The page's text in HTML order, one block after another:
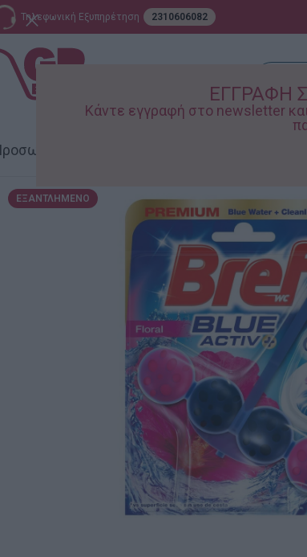
ΕΓΓΡΑΦΗ
Κάντε εγγραφή στο newsletter
Τηλεφωνική Εξυπηρέτηση 2310606082
Φροντίδα
ΕΞΑΝΤΛΗΜΈΝΟ